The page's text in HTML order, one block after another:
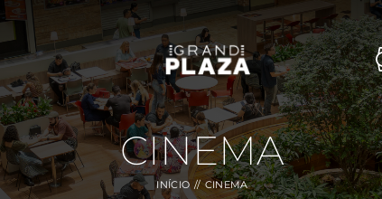
CINEMA
INÍCIO CINEMA